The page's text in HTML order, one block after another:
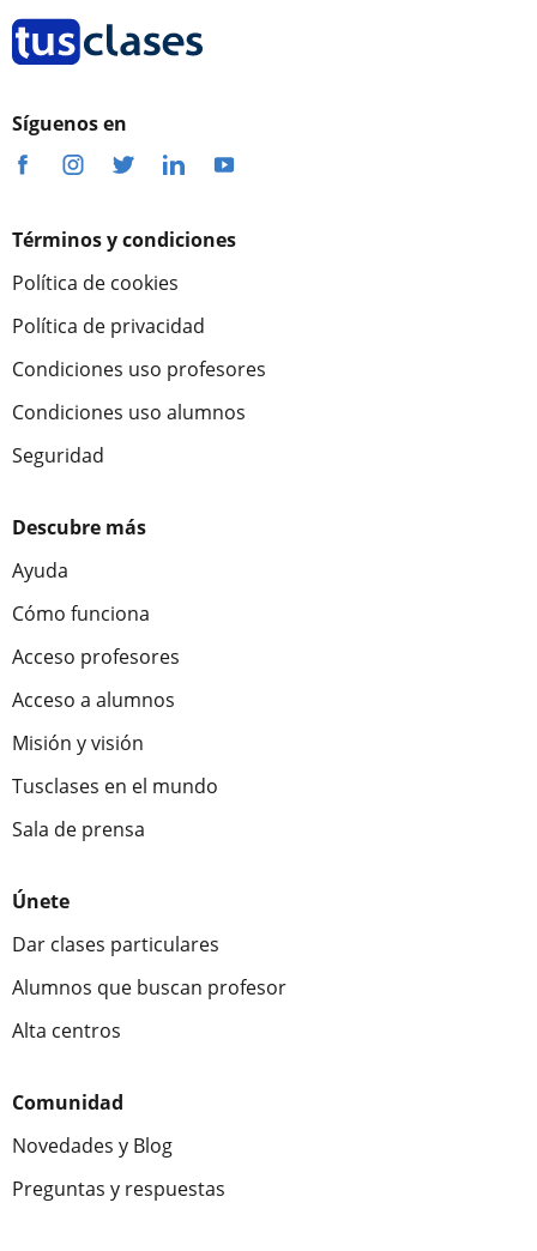
Síguenos en
Términos y condiciones
Política de cookies
Política de privacidad
Condiciones uso profesores
Condiciones uso alumnos
Seguridad
Descubre más
Ayuda
Cómo funciona
Acceso profesores
Acceso a alumnos
Misión y visión
Tusclases en el mundo
Sala de prensa
Únete
Dar clases particulares
Alumnos que buscan profesor
Alta centros
Comunidad
Novedades y Blog
Preguntas y respuestas